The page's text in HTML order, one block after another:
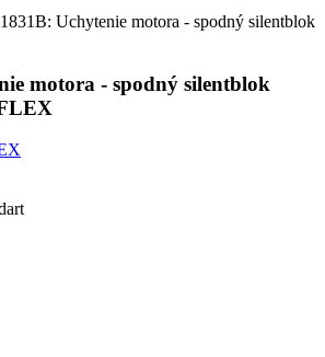
motora - spodný silentblok